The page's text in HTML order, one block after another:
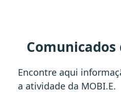
Encontre aqui
a atividade da MOBI.E.